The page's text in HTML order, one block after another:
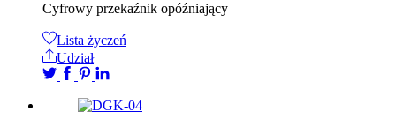
Cyfrowy przekaźnik opóźniający
Lista życzeń
Udział